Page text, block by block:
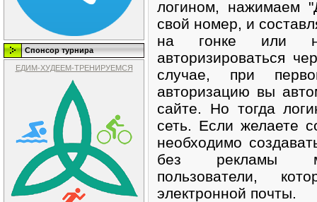
Спонсор турнира
ЕДИМ-ХУДЕЕМ-ТРЕНИРУЕМСЯ
логином, нажимаем
свой номер, и
на гонке или
авторизироваться
случае, при
авторизацию вы
сайте. Но тогда
сеть. Если желаете
необходимо
без рекламы
пользователи,
электронной почты.